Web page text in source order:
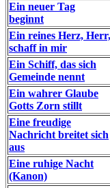
Ein neuer Tag
beginnt
Ein reines Herz, Herr,
schaff in mir
Ein Schiff, das sich
Gemeinde nennt
Ein wahrer Glaube
Gotts Zorn stillt
Eine freudige
Nachricht breitet sich
aus
Eine ruhige Nacht
(Kanon)